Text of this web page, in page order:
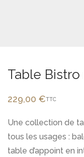
Table
229,00 €TTC
Une collection de
tous les usages :
table d’appoint en